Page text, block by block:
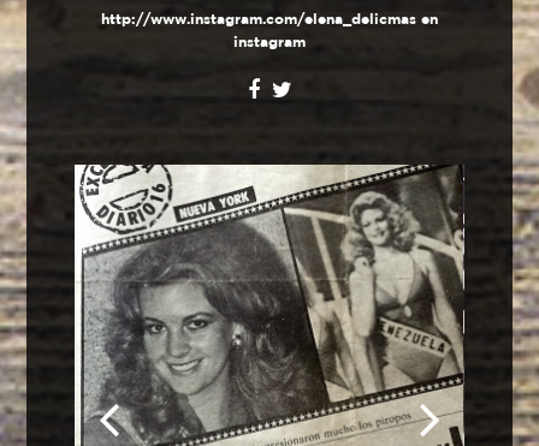
http://www.instagram.com/elena_delicmas en
instagram